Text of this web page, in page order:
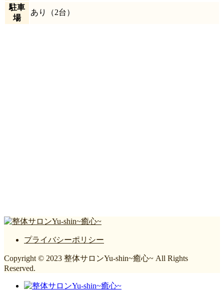
駐車
場
あり （2台）
プライバシーポリシー
Copyright © 2023 整体サロンYu-shin~癒心~ All Rights
Reserved.